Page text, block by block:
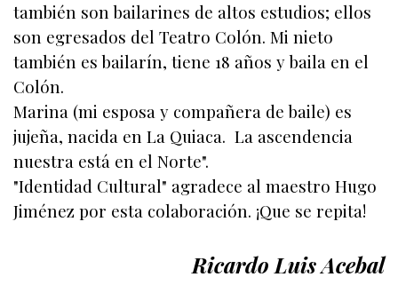
también son bailarines de altos estudios; ellos
son egresados del Teatro Colón. Mi nieto
también es bailarín, tiene 18 años y baila en el
Colón.
Marina (mi esposa y compañera de baile) es
jujeña, nacida en La Quiaca. La ascendencia
nuestra está en el Norte".
"Identidad Cultural" agradece al maestro Hugo
Jiménez por esta colaboración. ¡Que se repita!
Ricardo Luis Acebal